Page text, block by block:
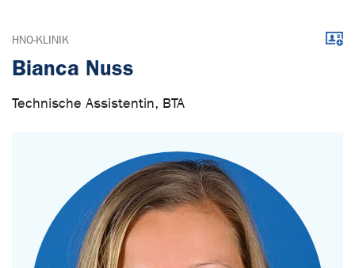
HNO-KLINIK
Bianca Nuss
Technische Assistentin, BTA